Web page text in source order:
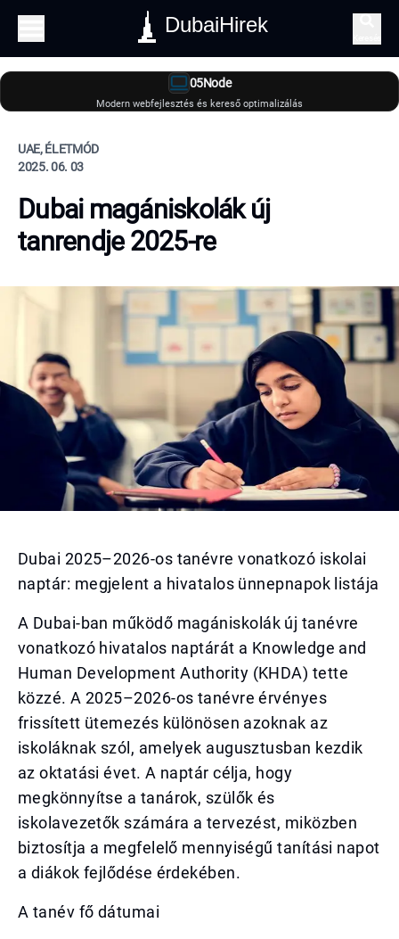
DubaiHirek
05Node
Modern webfejlesztés és kereső optimalizálás
UAE, ÉLETMÓD
2025. 06. 03
Dubai magániskolák új
tanrendje 2025-re
Dubai 2025–2026-os tanévre vonatkozó iskolai
naptár: megjelent a hivatalos ünnepnapok listája
A Dubai-ban működő magániskolák új tanévre
vonatkozó hivatalos naptárát a Knowledge and
Human Development Authority (KHDA) tette
közzé. A 2025–2026-os tanévre érvényes
frissített ütemezés különösen azoknak az
iskoláknak szól, amelyek augusztusban kezdik
az oktatási évet. A naptár célja, hogy
megkönnyítse a tanárok, szülők és
iskolavezetők számára a tervezést, miközben
biztosítja a megfelelő mennyiségű tanítási napot
a diákok fejlődése érdekében.
A tanév fő dátumai